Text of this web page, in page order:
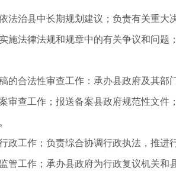
治县中长期规划建议；负责有关重大决
法律法规和规章中的有关争议和问题
合法性审查工作：承办县政府及其部
查工作；报送备案县政府规范性文件
工作；负责综合协调行政执法，推进
工作；承办县政府为行政复议机关和